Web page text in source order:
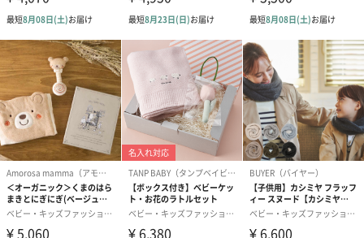
あり（770円）
紙袋
お渡し用の紙袋です。
商品に合わせたサイズをお届けします。